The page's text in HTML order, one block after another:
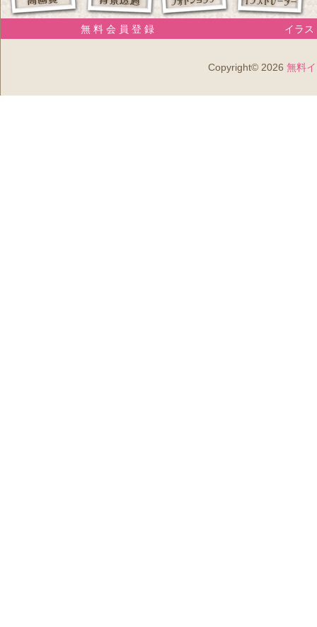
無 料 会 員 登 録 イラス
Copyright© 2026 無料